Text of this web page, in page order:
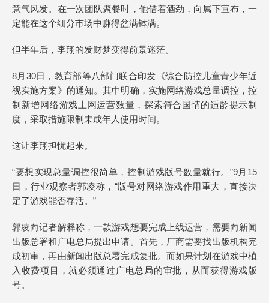
意气风发。在一次团队聚餐时，他借着酒劲，向属下宣布，一
定能在这个细分市场中赚得盆满钵满。
但半年后，李翔的发财梦变得前景迷茫。
8月30日，教育部等八部门联合印发《综合防控儿童青少年近
视实施方案》的通知。其中明确，实施网络游戏总量调控，控
制新增网络游戏上网运营数量，探索符合国情的适龄提示制
度，采取措施限制未成年人使用时间。
这让李翔担忧起来。
“要想实现总量调控很简单，控制游戏版号数量就行。”9月15
日，行业观察者郭凌称，“版号对网络游戏作用重大，直接决
定了游戏能否存活。”
郭凌向记者解释称，一款游戏想要完成上线运营，需要向新闻
出版总署和广电总局提出申请。首先，厂商需要找出版机构完
成初审，再由新闻出版总署完成复批。而如果计划在游戏中植
入收费项目，就必须通过广电总局的审批，从而获得游戏版
号。